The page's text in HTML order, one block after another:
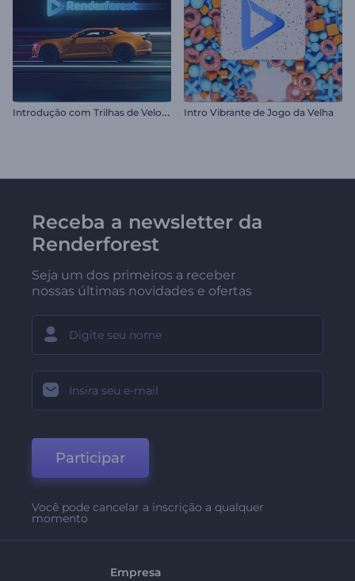
I
ntrodução com Trilhas de Velocidade de Carro Intro Vibrante de Jogo da Velha
Receba a newsletter da
Renderforest
Seja um dos primeiros a receber
nossas últimas novidades e ofertas
Participar
Você pode cancelar a inscrição a qualquer
momento
Empresa